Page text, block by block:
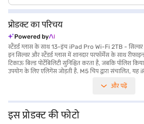
प्रोडक्ट का परिचय
Powered by
स्टैंडर्ड ग्लास के साथ 13-इंच iPad Pro Wi-Fi 2TB -
इन सिल्वर और स्टैंडर्ड ग्लास में शानदार परफॉर्मेंस के साथ
टिकाऊ बिल्ड पोर्टेबिलिटी सुनिश्चित करता है, जबकि पॉलिश
उपयोग के लिए एलिगेंस जोड़ती है. M5 चिप द्वारा संचालित,
आसानी से संभालता है. tandem OLED टेक्नोलॉजी के साथ
रेट प्रदान करता है. लगभग 30 मिनट में 50 प्रतिशत तक तेज़
आनंद लें. प्रोफेशनल विशेषताओं में Apple Pencil Pro,
साथ अनुकूलता शामिल है, जिससे यह क्रिएटर्स, प्रोफेशनल और
और पढ़ें
इस प्रोडक्ट की फोटो